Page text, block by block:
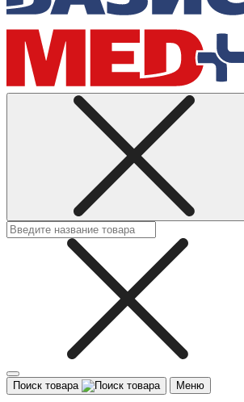
Поиск товара Меню